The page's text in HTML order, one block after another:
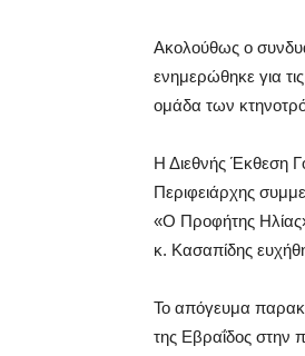
Ακολούθως ο
ενημερώθηκε για
ομάδα των
Η Διεθνής Έκθεση
Περιφειάρχης
«Ο Προφήτης
κ. Κασαπίδης
Το απόγευμα
της Εβραΐδος στην